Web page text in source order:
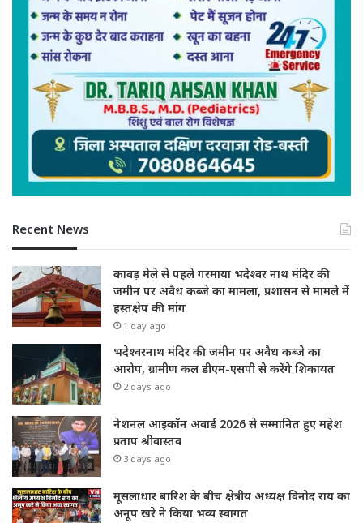
Recent News
कावड़ मेले से पहले गरमाया भदेश्वर नाथ मंदिर की
जमीन पर अवैध कब्जे का मामला, प्रशासन से मामले में
हस्तक्षेप की मांग
1 day ago
भदेश्वरनाथ मंदिर की जमीन पर अवैध कब्जे का
आरोप, ग्रामीण कल डीएम-एसपी से करेंगे शिकायत
2 days ago
नेशनल आइकॉन अवार्ड 2026 से सम्मानित हुए महेश
प्रताप श्रीवास्तव
3 days ago
मूसलाधार बारिश के बीच क्षेत्रीय अध्यक्ष विनोद राय का
अनूप खरे ने किया भव्य स्वागत